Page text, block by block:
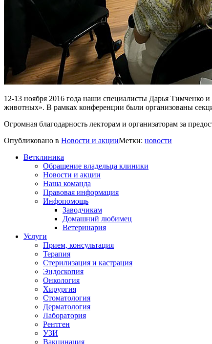
12-13 ноября 2016 года наши специалисты Дарья
животных». В рамках конференции были организованы
Огромная благодарность лекторам и организаторам за
Опубликовано в Новости и акцииМетки: новости
Ветклиника
Обращение владельца клиники
Новости и акции
Наша команда
Правовая информация
Инфопомощь
Заводчикам
Домашний любимец
Ветеринария
Услуги
Прием, консультация
Терапия
Стерилизация и кастрация
Эндоскопия
Онкология
Хирургия
Стоматология
Дерматология
Лаборатория
Рентген
УЗИ
Вакцинация